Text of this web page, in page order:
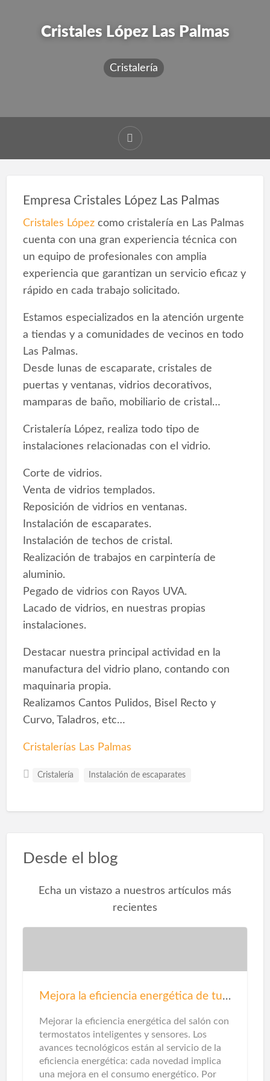
Cristales López Las Palmas
Cristalería
Empresa Cristales López Las Palmas
Cristales Lópezcomo cristalería en Las Palmas
cuenta con una gran experiencia técnica con
un equipo de profesionales con amplia
experiencia que garantizan un servicio eficaz y
rápido en cada trabajo solicitado.
Estamos especializados en la atención urgente
a tiendas y a comunidades de vecinos en todo
Las Palmas.
Desde lunas de escaparate, cristales de
puertas y ventanas, vidrios decorativos,
mamparas de baño, mobiliario de cristal…
Cristalería López, realiza todo tipo de
instalaciones relacionadas con el vidrio.
Corte de vidrios.
Venta de vidrios templados.
Reposición de vidrios en ventanas.
Instalación de escaparates.
Instalación de techos de cristal.
Realización de trabajos en carpintería de
aluminio.
Pegado de vidrios con Rayos UVA.
Lacado de vidrios, en nuestras propias
instalaciones.
Destacar nuestra principal actividad en la
manufactura del vidrio plano, contando con
maquinaria propia.
Realizamos Cantos Pulidos, Bisel Recto y
Curvo, Taladros, etc…
Cristalerías Las Palmas
Cristalería Instalación de escaparates
Desde el blog
Echa un vistazo a nuestros artículos más
recientes
Mejora la eficiencia energética de tu salón
Mejorar la eficiencia energética del salón con
termostatos inteligentes y sensores. Los
avances tecnológicos están al servicio de la
eficiencia energética: cada novedad implica
una mejora en el consumo energético. Por